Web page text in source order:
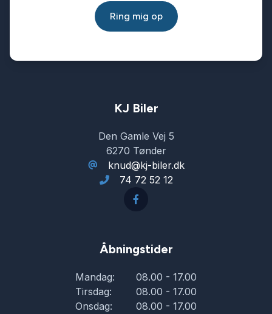
Ring mig op
KJ Biler
Den Gamle Vej 5
6270 Tønder
knud@kj-biler.dk
74 72 52 12
Åbningstider
Mandag:
08.00 - 17.00
Tirsdag:
08.00 - 17.00
Onsdag:
08.00 - 17.00